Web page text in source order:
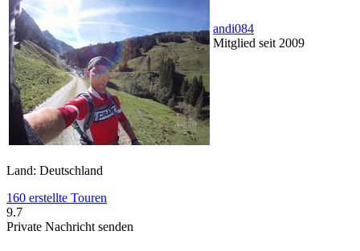
andi084
Mitglied seit 2009
Land: Deutschland
160 erstellte Touren
9.7
Private Nachricht senden